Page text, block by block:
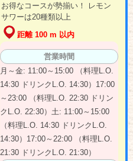
お得なコースが勢揃い！ レモン
サワーは20種類以上
距離 100 m 以内
営業時間
月～金: 11:00～15:00 （料理L.O.
14:30 ドリンクL.O. 14:30）17:00
～23:00 （料理L.O. 22:30 ドリン
クL.O. 22:30）土: 11:00～15:00
（料理L.O. 14:30 ドリンクL.O.
14:30）17:00～22:00 （料理L.O.
21:30 ドリンクL.O. 21:30）